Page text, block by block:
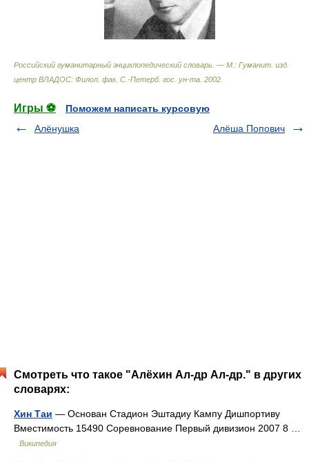
Российский гуманитарный энциклопедический словарь. — М.: Гуманит. изд.
центр ВЛАДОС: Филол. фак. С.-Петерб. гос. ун-та 2002
Игры ⚽
Поможем написать курсовую
Алёнушка
Алёша Попович
Смотреть что такое "Алёхин Ал-др Ал-др." в других
словарях:
Хин Таи — Основан Стадион Эштадиу Кампу Дишпортиву
Вместимость 15490 Соревнование Первый дивизион 2007 8 …
Википедия